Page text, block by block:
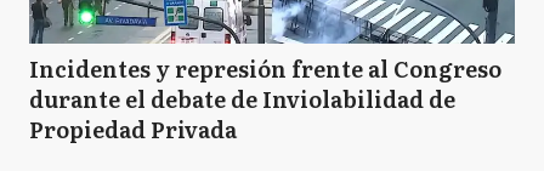
Incidentes y represión frente al Congreso
durante el debate de Inviolabilidad de
Propiedad Privada